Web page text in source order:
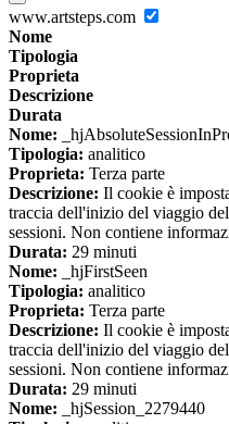
www.artsteps.com
Nome
Tipologia
Proprieta
Descrizione
Durata
Nome:
Tipologia: analitico
Proprieta: Terza parte
Descrizione: Il cookie è
traccia dell'inizio del viaggio
sessioni. Non contiene
Durata: 29 minuti
Nome: _hjFirstSeen
Tipologia: analitico
Proprieta: Terza parte
Descrizione: Il cookie è
traccia dell'inizio del viaggio
sessioni. Non contiene
Durata: 29 minuti
Nome: _hjSession_2279440